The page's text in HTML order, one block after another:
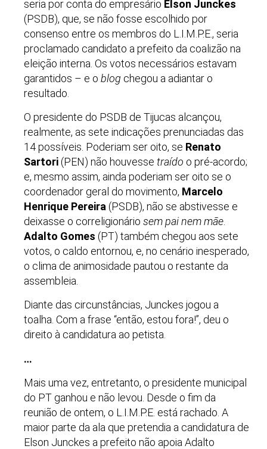
seria por conta do empresário Elson Junckes
(PSDB), que, se não fosse escolhido por
consenso entre os membros do L.I.M.P.E., seria
proclamado candidato a prefeito da coalizão na
eleição interna. Os votos necessários estavam
garantidos – e o blog chegou a adiantar o
resultado.
O presidente do PSDB de Tijucas alcançou,
realmente, as sete indicações prenunciadas das
14 possíveis. Poderiam ser oito, se Renato
Sartori (PEN) não houvesse traído o pré-acordo;
e, mesmo assim, ainda poderiam ser oito se o
coordenador geral do movimento, Marcelo
Henrique Pereira (PSDB), não se abstivesse e
deixasse o correligionário sem pai nem mãe
Adalto Gomes (PT) também chegou aos sete
votos, o caldo entornou, e, no cenário inesperado,
o clima de animosidade pautou o restante da
assembleia.
Diante das circunstâncias, Junckes jogou a
toalha. Com a frase “então, estou fora!”, deu o
direito à candidatura ao petista.
…
Mais uma vez, entretanto, o presidente municipal
do PT ganhou e não levou. Desde o fim da
reunião de ontem, o L.I.M.P.E. está rachado. A
maior parte da ala que pretendia a candidatura de
Elson Junckes a prefeito não apoia Adalto